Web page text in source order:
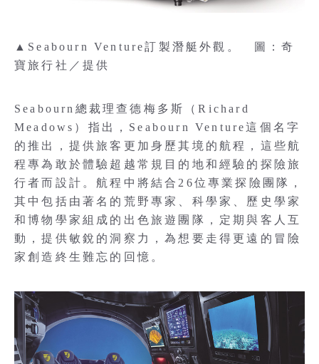
▲Seabourn Venture訂製潛艇外觀。 圖：奇
寶旅行社／提供
Seabourn總裁理查德梅多斯（Richard
Meadows）指出，Seabourn Venture這個名字
的推出，提供旅客更加身歷其境的航程，這些航
程專為敢於體驗超越常規目的地和經驗的探險旅
行者而設計。航程中將結合26位專業探險團隊，
其中包括由著名的荒野專家、科學家、歷史學家
和博物學家組成的出色旅遊團隊，定期與客人互
動，提供敏銳的洞察力，為想要走得更遠的冒險
家創造終生難忘的回憶。